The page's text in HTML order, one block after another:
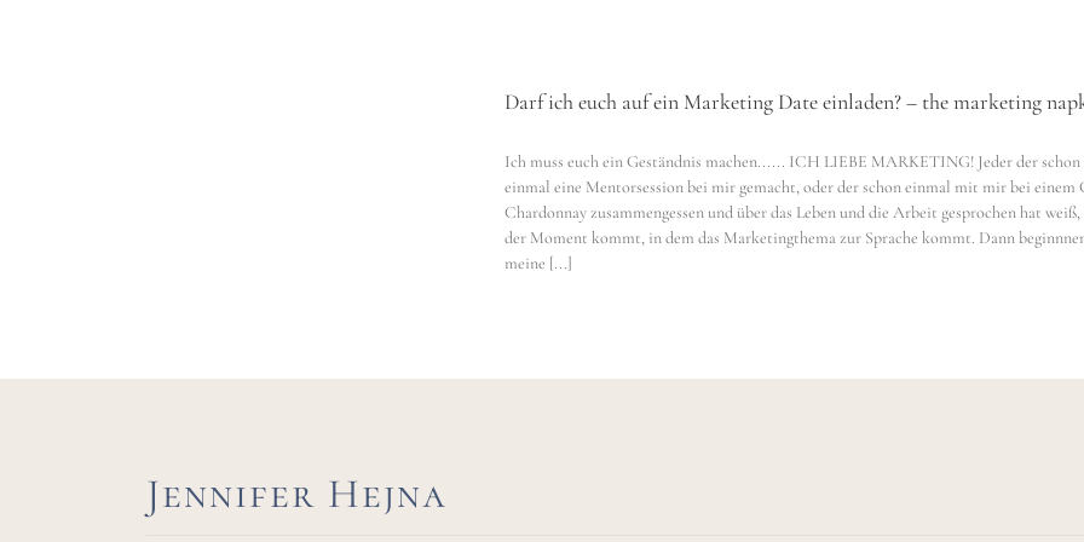
Darf ich euch auf ein Marketing Date einladen? – the marketing
Ich muss euch ein Geständnis machen...... ICH LIEBE MARKETING! Jeder der schon
einmal eine Mentorsession bei mir gemacht, oder der schon einmal mit mir bei einem
Chardonnay zusammengessen und über das Leben und die Arbeit gesprochen hat weiß,
der Moment kommt, in dem das Marketingthema zur Sprache kommt. Dann
meine [...]
Jennifer Hejna